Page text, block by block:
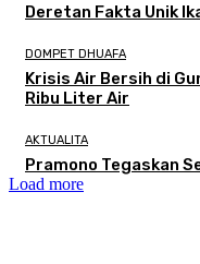
Deretan Fakta Unik
DOMPET DHUAFA
Krisis Air Bersih di
Ribu Liter Air
AKTUALITA
Pramono Tegaskan
Load more